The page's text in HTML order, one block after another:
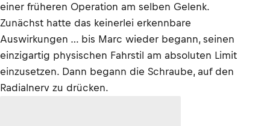
einer früheren Operation am selben Gelenk.
Zunächst hatte das keinerlei erkennbare
Auswirkungen … bis Marc wieder begann, seinen
einzigartig physischen Fahrstil am absoluten Limit
einzusetzen. Dann begann die Schraube, auf den
Radialnerv zu drücken.